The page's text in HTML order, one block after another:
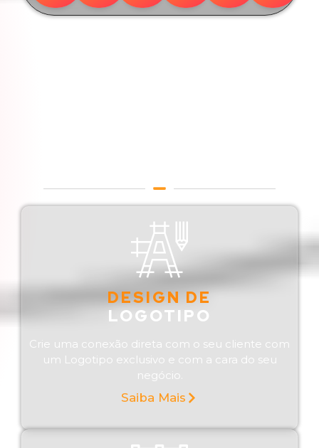
DESIGN DE
LOGOTIPO
Crie uma conexão direta com o seu cliente com
um Logotipo exclusivo e com a cara do seu
negócio.
Saiba Mais